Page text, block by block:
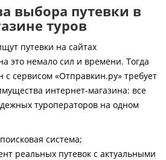
выбора путевки в
туров
путевки на сайтах
это немало сил и времени. Тогда
с сервисом «Отправкин.ру» требует
интернет-магазина: все
туроператоров на одном
система;
реальных путевок с актуальными